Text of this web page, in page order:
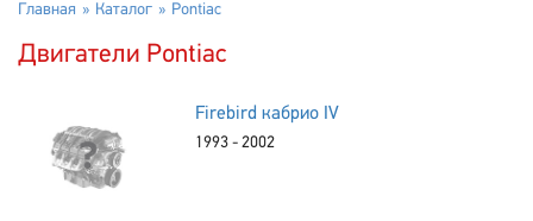
Главная Каталог Pontiac
Двигатели Pontiac
Firebird кабрио IV
1993 - 2002